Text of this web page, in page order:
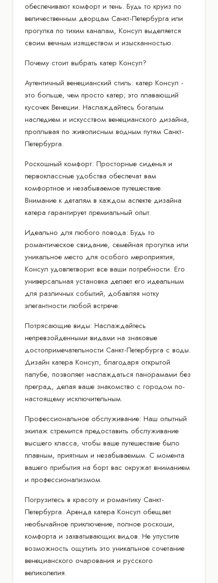
обеспечивают комфорт и тень. Будь то круиз по
величественным дворцам Санкт-Петербурга или
прогулка по тихим каналам, Консул выделяется
своим вечным изяществом и изысканностью.
Почему стоит выбрать катер Консул?
Аутентичный венецианский стиль: катер Консул -
это больше, чем просто катер; это плавающий
кусочек Венеции. Наслаждайтесь богатым
наследием и искусством венецианского дизайна,
проплывая по живописным водным путям Санкт-
Петербурга.
Роскошный комфорт: Просторные сиденья и
первоклассные удобства обеспечат вам
комфортное и незабываемое путешествие.
Внимание к деталям в каждом аспекте дизайна
катера гарантирует премиальный опыт.
Идеально для любого повода: Будь то
романтическое свидание, семейная прогулка или
уникальное место для особого мероприятия,
Консул удовлетворит все ваши потребности. Его
универсальная установка делает его идеальным
для различных событий, добавляя нотку
элегантности любой встрече.
Потрясающие виды: Наслаждайтесь
непревзойденными видами на знаковые
достопримечательности Санкт-Петербурга с воды.
Дизайн катера Консул, благодаря открытой
палубе, позволяет наслаждаться панорамами без
преград, делая ваше знакомство с городом по-
настоящему исключительным.
Профессиональное обслуживание: Наш опытный
экипаж стремится предоставить обслуживание
высшего класса, чтобы ваше путешествие было
плавным, приятным и незабываемым. С момента
вашего прибытия на борт вас окружат вниманием
и профессионализмом.
Погрузитесь в красоту и романтику Санкт-
Петербурга. Аренда катера Консул обещает
необычайное приключение, полное роскоши,
комфорта и захватывающих видов. Не упустите
возможность ощутить это уникальное сочетание
венецианского очарования и русского
великолепия.